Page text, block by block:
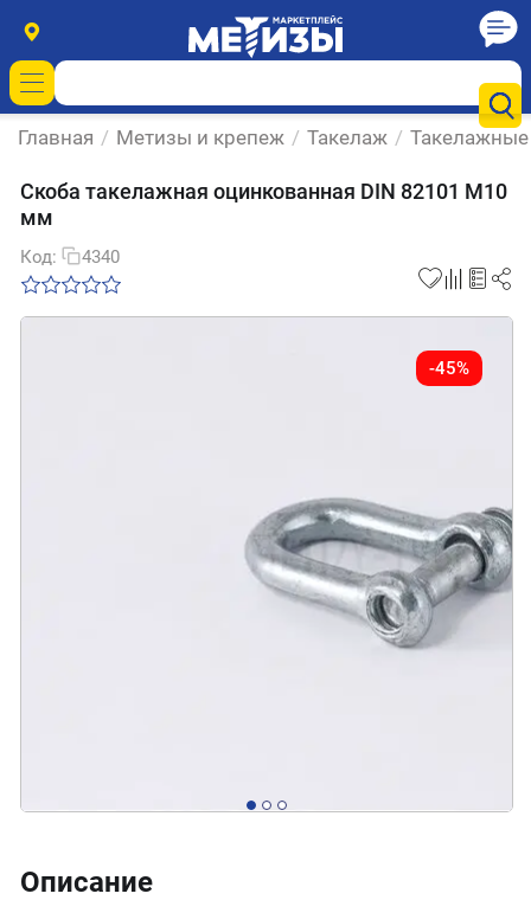
Главная / Метизы и крепеж / Такелаж /
Скоба такелажная оцинкованная DIN 82101 М10
мм
Код: 4340
-45%
Описание